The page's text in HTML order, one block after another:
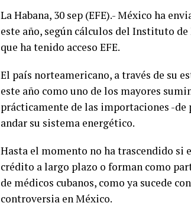
La Habana, 30 sep (EFE).- México ha
este año, según cálculos del Instituto de
que ha tenido acceso EFE.
El país norteamericano, a través de su
este año como uno de los mayores
prácticamente de las importaciones -de
andar su sistema energético.
Hasta el momento no ha trascendido si
crédito a largo plazo o forman como
de médicos cubanos, como ya sucede
controversia en México.